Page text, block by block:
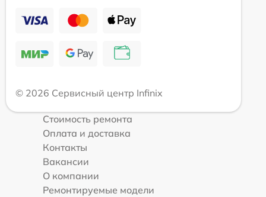
© 2026 Сервисный центр Infinix
Стоимость ремонта
Оплата и доставка
Контакты
Вакансии
О компании
Ремонтируемые модели